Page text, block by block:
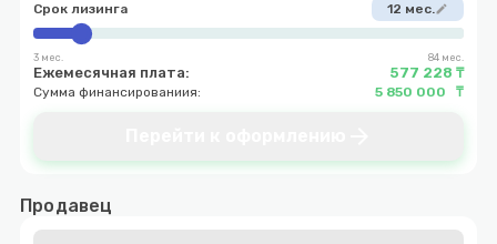
Срок лизинга 12 мес.edit
3 мес. 84 мес.
Ежемесячная плата: 577 228 ₸
Сумма финансированиия: 5 850 000 ₸
Продавец